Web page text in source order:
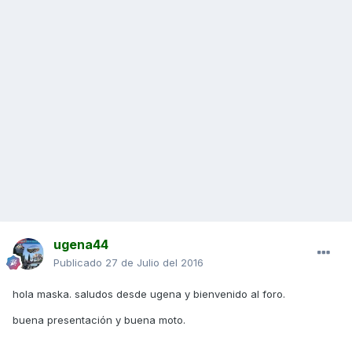
ugena44
Publicado 27 de Julio del 2016
hola maska. saludos desde ugena y bienvenido al foro.
buena presentación y buena moto.